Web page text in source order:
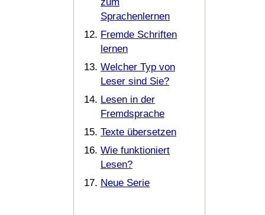
Sprachenlernen
Fremde Schriften
lernen
Welcher Typ von
Leser sind Sie?
Lesen in der
Fremdsprache
Texte übersetzen
Wie funktioniert
Lesen?
Neue Serie